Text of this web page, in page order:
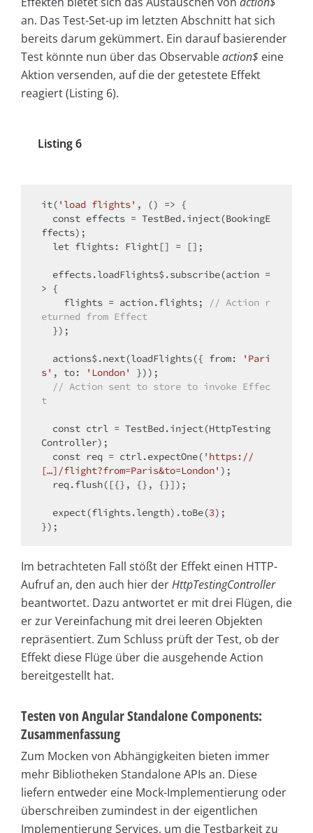
an. Das Test-Set-up im letzten Abschnitt hat sich
bereits darum gekümmert. Ein darauf basierender
Test könnte nun über das Observableaction$ eine
Aktion versenden, auf die der getestete Effekt
reagiert (Listing 6).
Listing 6
it( 'load flights' , () => {
const effects = TestBed.inject(BookingE
ffects);
> {
    flights = action.flights;
// Action r
eturned from Effect
  actions$.next(loadFlights({ from:
'Pari
s' , to: 'London'
}));
// Action sent to store to invoke Effec
t
const ctrl = TestBed.inject(HttpTesting
Controller);
const req = ctrl.expectOne( 'https://
[…]/flight?from=Paris&to=London' );
  expect(flights.length).toBe(
3);
Im betrachteten Fall stößt der Effekt einen HTTP-
Aufruf an, den auch hier derHttpTestingController
beantwortet. Dazu antwortet er mit drei Flügen, die
er zur Vereinfachung mit drei leeren Objekten
repräsentiert. Zum Schluss prüft der Test, ob der
Effekt diese Flüge über die ausgehende Action
bereitgestellt hat.
Testen von Angular Standalone Components:
Zusammenfassung
Zum Mocken von Abhängigkeiten bieten immer
mehr Bibliotheken Standalone APIs an. Diese
liefern entweder eine Mock-Implementierung oder
überschreiben zumindest in der eigentlichen
Implementierung Services, um die Testbarkeit zu